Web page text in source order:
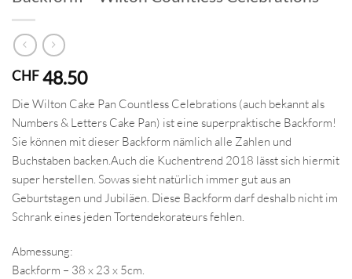
CHF48.50
Die Wilton Cake Pan Countless Celebrations (auch bekannt als
Numbers & Letters Cake Pan) ist eine superpraktische Backform!
Sie können mit dieser Backform nämlich alle Zahlen und
Buchstaben backen.Auch die Kuchentrend 2018 lässt sich hiermit
super herstellen. Sowas sieht natürlich immer gut aus an
Geburtstagen und Jubiläen. Diese Backform darf deshalb nicht im
Schrank eines jeden Tortendekorateurs fehlen.
Abmessung:
Backform – 38 x 23 x 5cm.